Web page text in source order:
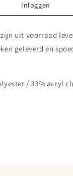
Inloggen
Inloggen
uit voorraad
geleverd en
/ 33% acryl